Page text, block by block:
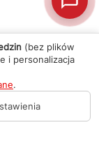
(bez plików
i personalizacja
.